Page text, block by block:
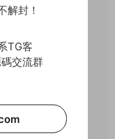
解封！
TG客
交流群